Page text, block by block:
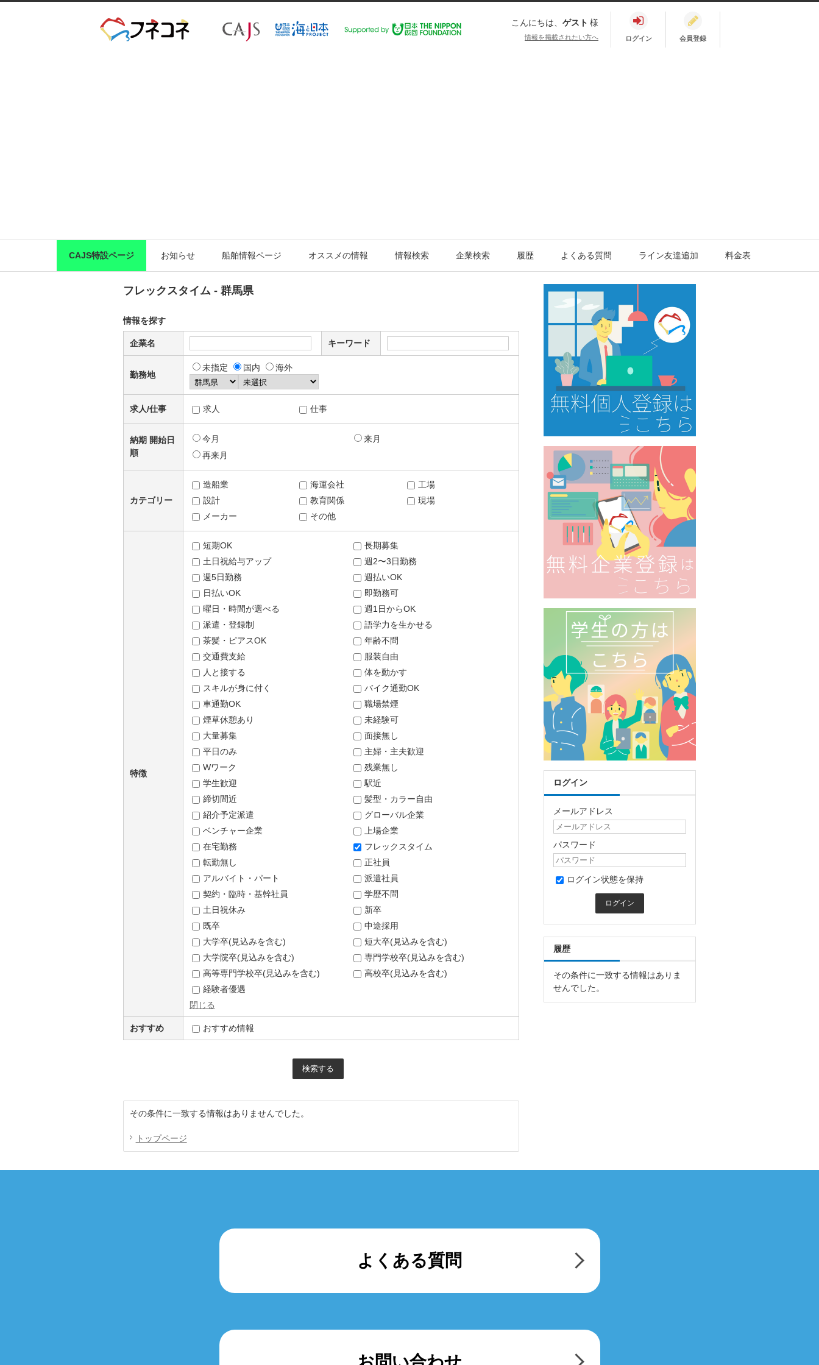
こんにちは、 ゲスト 様
情報を掲載されたい方へ ログイン 会員登録
CAJS特設ページ お知らせ 船舶情報ページ オススメの情報 情報検索 企業検索 履歴 よくある質問 ライン友達追加 料金表
フレックスタイム - 群馬県
情報を探す
企業名 キーワード
勤務地
未指定 国内 海外
求人/仕事 求人 仕事
納期 開始日
順
今月
来月
再来月
カテゴリー
造船業 海運会社
工場
設計
教育関係
現場
メーカー
その他
特徴
短期OK
長期募集
土日祝給与アップ
週2〜3日勤務
週5日勤務
週払いOK
日払いOK
即勤務可
曜日・時間が選べる
週1日からOK
派遣・登録制
語学力を生かせる
茶髪・ピアスOK
年齢不問
交通費支給
服装自由
人と接する
体を動かす
スキルが身に付く
バイク通勤OK
車通勤OK
職場禁煙
煙草休憩あり
未経験可
大量募集
面接無し
平日のみ
主婦・主夫歓迎
Wワーク
残業無し
学生歓迎
駅近
締切間近
髪型・カラー自由
紹介予定派遣
グローバル企業
ベンチャー企業
上場企業
在宅勤務
フレックスタイム
転勤無し
正社員
アルバイト・パート
派遣社員
契約・臨時・基幹社員
学歴不問
土日祝休み
新卒
既卒
中途採用
大学卒(見込みを含む)
短大卒(見込みを含む)
大学院卒(見込みを含む)
専門学校卒(見込みを含む)
高等専門学校卒(見込みを含む)
高校卒(見込みを含む)
経験者優遇
閉じる
おすすめ おすすめ情報
その条件に一致する情報はありませんでした。
トップページ
ログイン
メールアドレス
パスワード
ログイン状態を保持
履歴
その条件に一致する情報はありま
せんでした。
よくある質問